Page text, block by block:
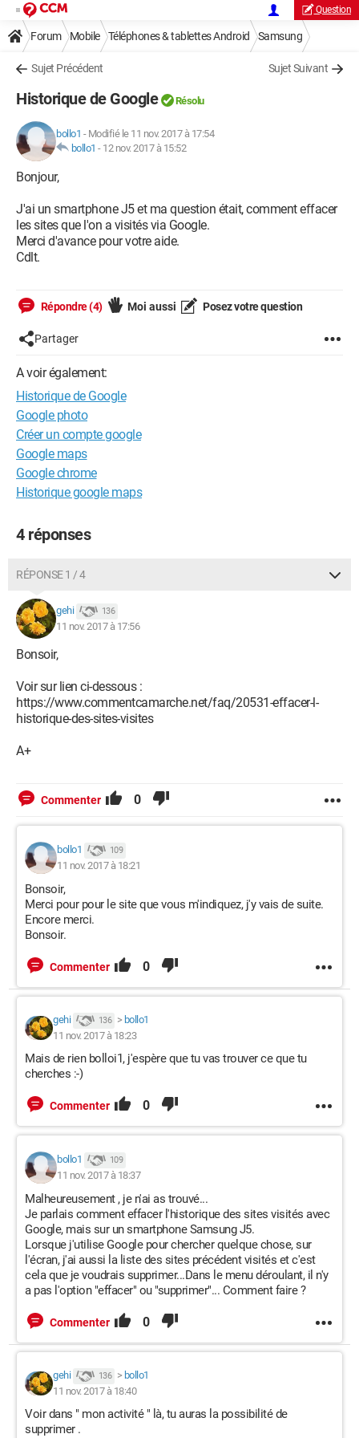
Question
Forum Mobile Téléphones & tablettes Android Samsung
Sujet Précédent Sujet Suivant
Historique de Google Résolu
bollo1 - Modifié le 11 nov. 2017 à 17:54
bollo1 - 12 nov. 2017 à 15:52
Bonjour,
J'ai un smartphone J5 et ma question était, comment effacer
les sites que l'on a visités via Google.
Merci d'avance pour votre aide.
Cdlt.
Répondre (4) Moi aussi Posez votre question
Partager
A voir également:
Historique de Google
Google photo
Créer un compte google
Google maps
Google chrome
Historique google maps
4 réponses
RÉPONSE 1 / 4
gehi 136
11 nov. 2017 à 17:56
Bonsoir,
Voir sur lien ci-dessous :
https://www.commentcamarche.net/faq/20531-effacer-l-
historique-des-sites-visites
A+
Commenter 0
bollo1 109
11 nov. 2017 à 18:21
Bonsoir,
Merci pour pour le site que vous m'indiquez, j'y vais de suite.
Encore merci.
Bonsoir.
Commenter 0
gehi 136 > bollo1
11 nov. 2017 à 18:23
Mais de rien bolloi1, j'espère que tu vas trouver ce que tu
cherches :-)
Commenter 0
bollo1 109
11 nov. 2017 à 18:37
Malheureusement , je n'ai as trouvé...
Je parlais comment effacer l'historique des sites visités avec
Google, mais sur un smartphone Samsung J5.
Lorsque j'utilise Google pour chercher quelque chose, sur
l'écran, j'ai aussi la liste des sites précédent visités et c'est
cela que je voudrais supprimer...Dans le menu déroulant, il n'y
a pas l'option "effacer" ou "supprimer"... Comment faire ?
Commenter 0
gehi 136 > bollo1
11 nov. 2017 à 18:40
Voir dans " mon activité " là, tu auras la possibilité de
supprimer .